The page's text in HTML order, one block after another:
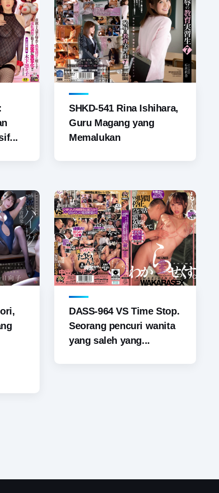
SHKD-541 Rina Ishihara,
Guru Magang yang
Memalukan
DASS-964 VS Time Stop.
Seorang pencuri wanita
yang saleh yang...